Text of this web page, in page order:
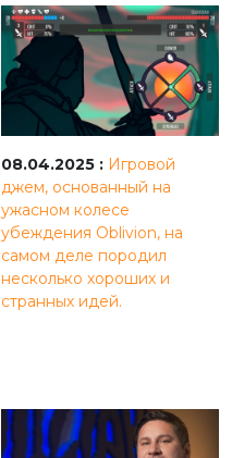
08.04.2025 : Игровой
джем, основанный на
ужасном колесе
убеждения Oblivion, на
самом деле породил
несколько хороших и
странных идей.